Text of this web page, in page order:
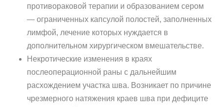
противораковой терапии и образованием сером
— ограниченных капсулой полостей, заполненных
лимфой, лечение которых нуждается в
дополнительном хирургическом вмешательстве.
Некротические изменения в краях
послеоперационной раны с дальнейшим
расхождением участка шва. Возникает по причине
чрезмерного натяжения краев шва при дефиците